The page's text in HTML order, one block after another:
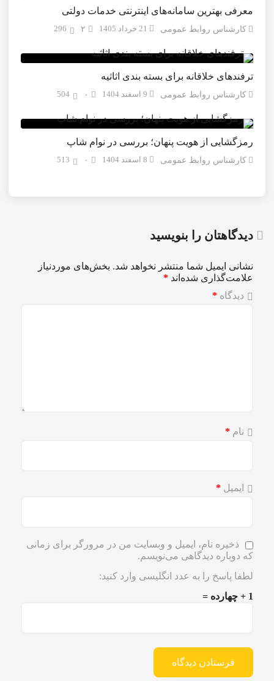
معرفی بهترین سامانه‌های اینترنتی خدمات دولتی
کارشناس روابط عمومی 21 خرداد 1405 296
ترفندهای خلاقانه برای بسته بندی اثاثیه
کارشناس روابط عمومی 9 اسفند 1404 504
رمزگشایی از هویت پنهان؛ بررسی در نوام شاپ
کارشناس روابط عمومی 8 اسفند 1404 513
دیدگاهتان را بنویسید
نشانی ایمیل شما منتشر نخواهد شد. بخش‌های موردنیاز
علامت‌گذاری شده‌اند *
دیدگاه *
نام *
ایمیل *
ذخیره نام، ایمیل و وبسایت من در مرورگر برای زمانی
که دوباره دیدگاهی می‌نویسم.
لطفا پاسخ را به عدد انگلیسی وارد کنید:
1 + چهارده =